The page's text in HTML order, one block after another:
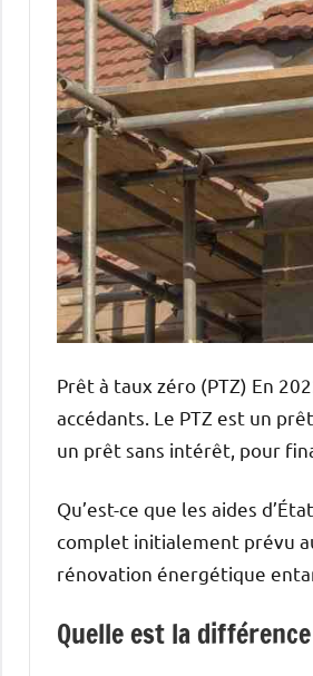
Prêt à taux zéro (PTZ) En
accédants. Le PTZ est un
un prêt sans intérêt, pour
Qu’est-ce que les aides
complet initialement prévu
rénovation énergétique
Quelle est la